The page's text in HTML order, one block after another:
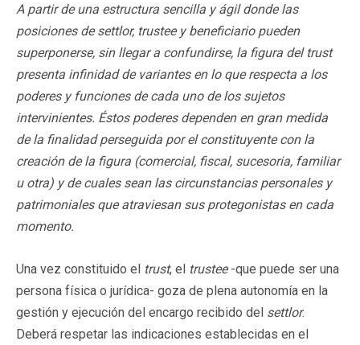
A partir de una estructura sencilla y ágil donde las
posiciones de settlor, trustee y beneficiario pueden
superponerse, sin llegar a confundirse, la figura del trust
presenta infinidad de variantes en lo que respecta a los
poderes y funciones de cada uno de los sujetos
intervinientes. Éstos poderes dependen en gran medida
de la finalidad perseguida por el constituyente con la
creación de la figura (comercial, fiscal, sucesoria, familiar
u otra) y de cuales sean las circunstancias personales y
patrimoniales que atraviesan sus protegonistas en cada
momento.
Una vez constituido el trust, el trustee-que puede ser una
persona física o jurídica- goza de plena autonomía en la
gestión y ejecución del encargo recibido del settlor.
Deberá respetar las indicaciones establecidas en el